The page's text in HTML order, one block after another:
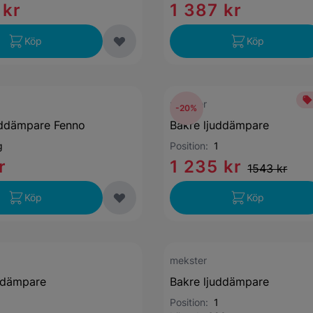
Köp
1 387 kr
Köp
Fenno
Köp
mekster
Bakre ljuddämpare
Position: 1
1 235 kr 1543 kr
-20%
Köp
mekster
Bakre ljuddämpare
Position: 1